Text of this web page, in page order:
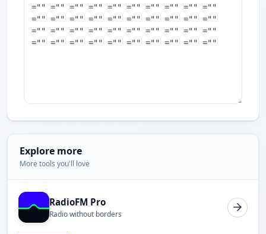
Explore more
More tools you'll love
RadioFM Pro
Radio without borders